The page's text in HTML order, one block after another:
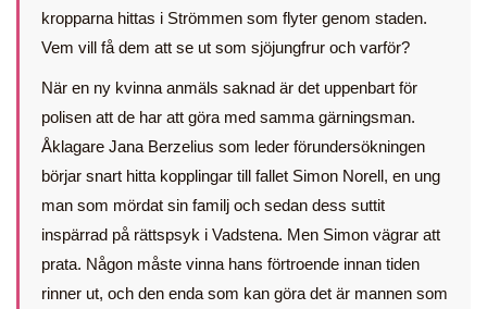
kropparna hittas i Strömmen som flyter genom staden.
Vem vill få dem att se ut som sjöjungfrur och varför?
När en ny kvinna anmäls saknad är det uppenbart för
polisen att de har att göra med samma gärningsman.
Åklagare Jana Berzelius som leder förundersökningen
börjar snart hitta kopplingar till fallet Simon Norell, en ung
man som mördat sin familj och sedan dess suttit
inspärrad på rättspsyk i Vadstena. Men Simon vägrar att
prata. Någon måste vinna hans förtroende innan tiden
rinner ut, och den enda som kan göra det är mannen som